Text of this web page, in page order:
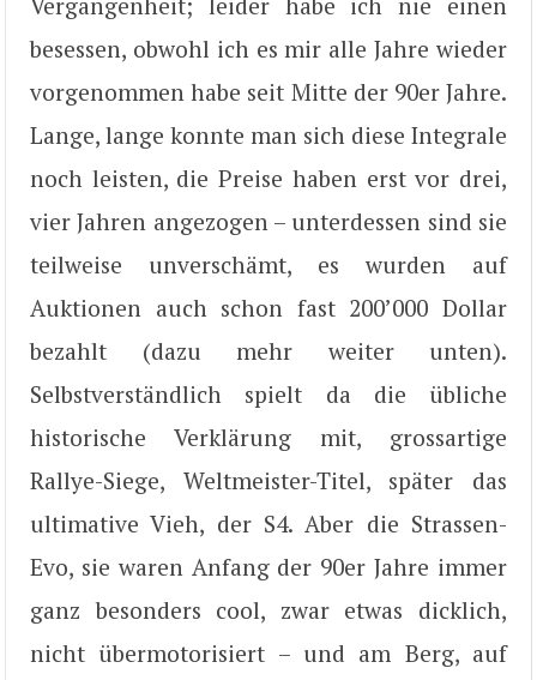
besessen, obwohl ich es mir alle Jahre wieder
vorgenommen habe seit Mitte der 90er Jahre.
Lange, lange konnte man sich diese Integrale
noch leisten, die Preise haben erst vor drei,
vier Jahren angezogen – unterdessen sind sie
teilweise unverschämt, es wurden auf
Auktionen auch schon fast 200’000 Dollar
bezahlt (dazu mehr weiter unten).
Selbstverständlich spielt da die übliche
historische Verklärung mit, grossartige
Rallye-Siege, Weltmeister-Titel, später das
ultimative Vieh, der S4. Aber die Strassen-
Evo, sie waren Anfang der 90er Jahre immer
ganz besonders cool, zwar etwas dicklich,
nicht übermotorisiert – und am Berg, auf